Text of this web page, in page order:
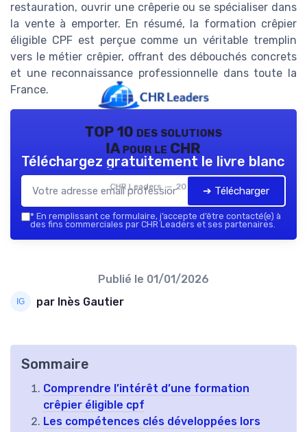
restauration, ouvrir une crêperie ou se spécialiser dans
la vente à emporter. En résumé, la formation crêpier
éligible CPF est perçue comme un véritable tremplin
vers le métier crêpier, offrant des débouchés concrets
et une reconnaissance professionnelle dans toute la
France.
TOP 10 des solutions
IA pour le CHR
CHR Leaders — 2026
Téléchargez gratuitement le livre blanc
➔ Télécharger
* En remplissant ce formulaire, j’accepte d’être contacté(e) à
des fins commerciales par CHR Leaders et ses partenaires.
Publié le 01/01/2026
par Inès Gautier
Sommaire
Comprendre l’intérêt d’une formation
crêpier éligible cpf
Les compétences clés développées lors